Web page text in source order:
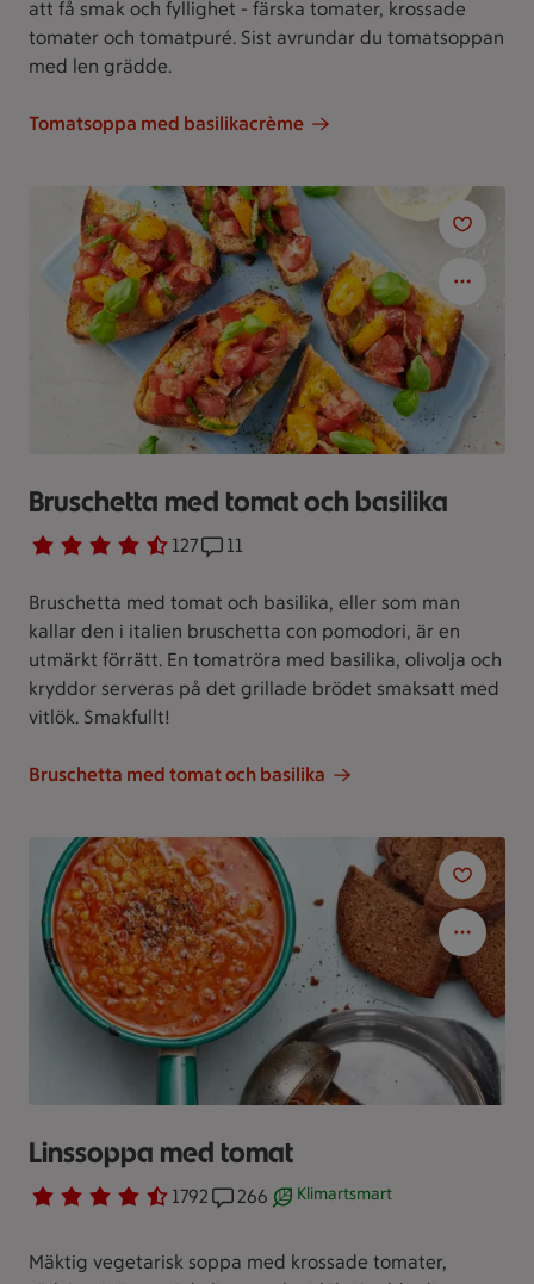
att få smak och fyllighet - färska tomater, krossade
tomater och tomatpuré. Sist avrundar du tomatsoppan
med len grädde.
Tomatsoppa med basilikacrème
Bruschetta med tomat och basilika
Betyg 4.5 av 5. 127
127 personer har röstatReceptet har 11 kommentarer
11
Bruschetta med tomat och basilika, eller som man
kallar den i italien bruschetta con pomodori, är en
utmärkt förrätt. En tomatröra med basilika, olivolja och
kryddor serveras på det grillade brödet smaksatt med
vitlök. Smakfullt!
Bruschetta med tomat och basilika
Linssoppa med tomat
Betyg 4.5 av 5. 1792
1792 personer har röstatReceptet har 266 kommentarer
266 Receptet är ett klimartsmart
Klimartsmart
Mäktig vegetarisk soppa med krossade tomater,